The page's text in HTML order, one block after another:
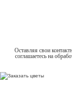
Оставляя свои
соглашаетесь на